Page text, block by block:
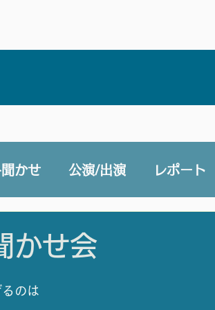
かせ 公演/出演 レポート
かせ会
のは